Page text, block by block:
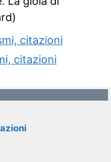
citazioni
citazioni